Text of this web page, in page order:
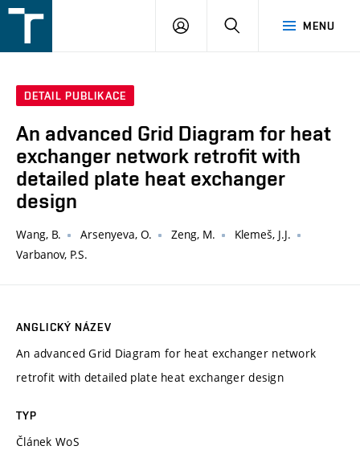
v
MENU
PŘIHLÁŠENÍ
DETAIL PUBLIKACE
An advanced Grid Diagram for heat
exchanger network retrofit with
detailed plate heat exchanger
design
Wang, B. Arsenyeva, O. Zeng, M.
Klemeš, J.J.
Varbanov, P.S.
ANGLICKÝ NÁZEV
An advanced Grid Diagram for heat exchanger network
retrofit with detailed plate heat exchanger design
TYP
Článek WoS